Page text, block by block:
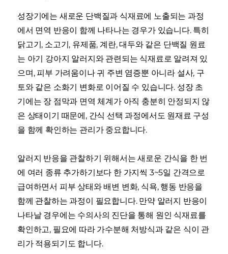
성장기에는 새로운 단백질과 식재료에 노출되는 과정
에서 면역 반응이 함께 나타나는 경우가 있습니다. 특히
닭고기, 소고기, 유제품, 계란, 대두와 같은 단백질 원료
는 아기 강아지 알러지와 관련되는 식재료로 알려져 있
으며, 피부 가려움이나 귀 주변 염증뿐 아니라 설사, 구
토와 같은 소화기 변화로 이어질 수 있습니다. 성장 초
기에는 장 점막과 면역 체계가 아직 충분히 안정되지 않
은 상태이기 때문에, 간식 선택 과정에서도 원재료 구성
을 함께 확인하는 관리가 중요합니다.
알러지 반응을 관찰하기 위해서는 새로운 간식을 한 번
에 여러 종류 추가하기보다 한 가지씩 3~5일 간격으로
급여하면서 피부 상태와 배변 변화, 식욕, 행동 반응을
함께 관찰하는 과정이 필요합니다. 만약 알러지 반응이
나타날 경우에는 수의사의 진단을 통해 원인 식재료를
확인하고, 필요에 따라 가수분해 처방식과 같은 식이 관
리가 적용되기도 합니다.